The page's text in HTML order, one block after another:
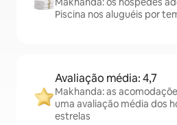
Piscina nos aluguéis por
Avaliação média: 4,7
Makhanda: as
uma avaliação média dos
estrelas